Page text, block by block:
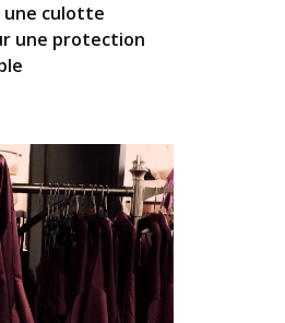
une culotte
une protection